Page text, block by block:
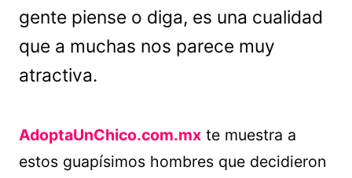
gente piense o diga, es una cualidad
que a muchas nos parece muy
atractiva.
AdoptaUnChico.com.mx te muestra a
estos guapísimos hombres que decidieron